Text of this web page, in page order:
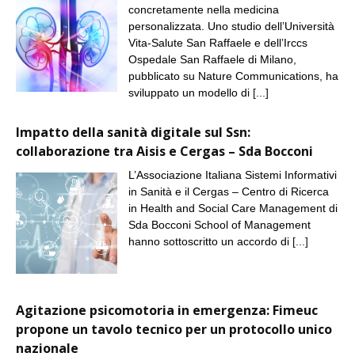
concretamente nella medicina
personalizzata. Uno studio dell’Università
Vita-Salute San Raffaele e dell’Irccs
Ospedale San Raffaele di Milano,
pubblicato su Nature Communications, ha
sviluppato un modello di [...]
Impatto della sanità digitale sul Ssn:
collaborazione tra Aisis e Cergas – Sda Bocconi
L’Associazione Italiana Sistemi Informativi
in Sanità e il Cergas – Centro di Ricerca
in Health and Social Care Management di
Sda Bocconi School of Management
hanno sottoscritto un accordo di [...]
Agitazione psicomotoria in emergenza: Fimeuc
propone un tavolo tecnico per un protocollo unico
nazionale